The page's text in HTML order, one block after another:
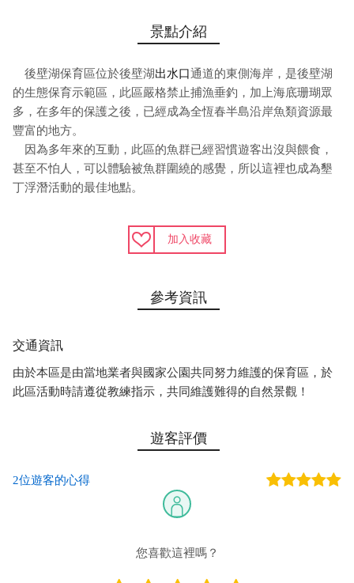
景點介紹
後壁湖保育區位於後壁湖出水口通道的東側海岸，是後壁湖
的生態保育示範區，此區嚴格禁止捕漁垂釣，加上海底珊瑚眾
多，在多年的保護之後，已經成為全恆春半島沿岸魚類資源最
豐富的地方。
因為多年來的互動，此區的魚群已經習慣遊客出沒與餵食，
甚至不怕人，可以體驗被魚群圍繞的感覺，所以這裡也成為墾
丁浮潛活動的最佳地點。
加入收藏
參考資訊
交通資訊
由於本區是由當地業者與國家公園共同努力維護的保育區，於
此區活動時請遵從教練指示，共同維護難得的自然景觀！
遊客評價
2位遊客的心得
您喜歡這裡嗎？